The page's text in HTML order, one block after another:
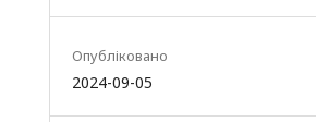
Опубліковано
2024-09-05